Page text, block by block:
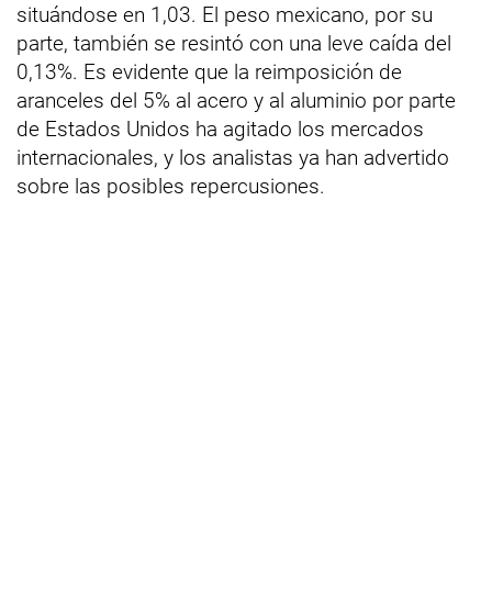
situándose en 1,03. El peso mexicano, por su
parte, también se resintó con una leve caída del
0,13%. Es evidente que la reimposición de
aranceles del 5% al acero y al aluminio por parte
de Estados Unidos ha agitado los mercados
internacionales, y los analistas ya han advertido
sobre las posibles repercusiones.